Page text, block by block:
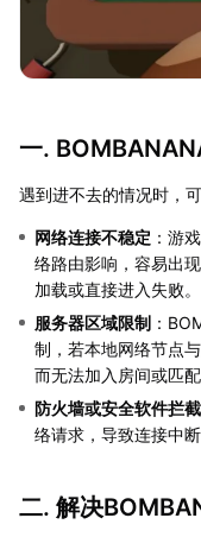
一.
遇到进不去的情况时，
网络连接不稳定 ：游
络路由影响，容易出
加载或直接进入失败。
服务器区域限制 ：
制，若本地网络节点
而无法加入房间或匹配
防火墙或安全软件拦截
络请求，导致连接中
二. 解决